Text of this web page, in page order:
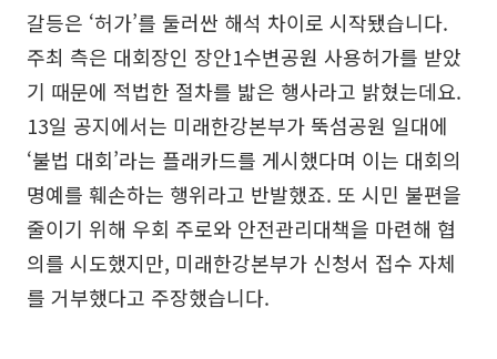
갈등은 ‘허가’를 둘러싼 해석 차이로 시작됐습니다.
주최 측은 대회장인 장안1수변공원 사용허가를 받았
기 때문에 적법한 절차를 밟은 행사라고 밝혔는데요.
13일 공지에서는 미래한강본부가 뚝섬공원 일대에
‘불법 대회’라는 플래카드를 게시했다며 이는 대회의
명예를 훼손하는 행위라고 반발했죠. 또 시민 불편을
줄이기 위해 우회 주로와 안전관리대책을 마련해 협
의를 시도했지만, 미래한강본부가 신청서 접수 자체
를 거부했다고 주장했습니다.